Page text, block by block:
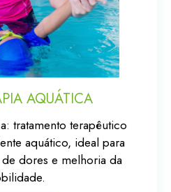
AQUÁTICA
tratamento terapêutico
aquático, ideal para
dores e melhoria da